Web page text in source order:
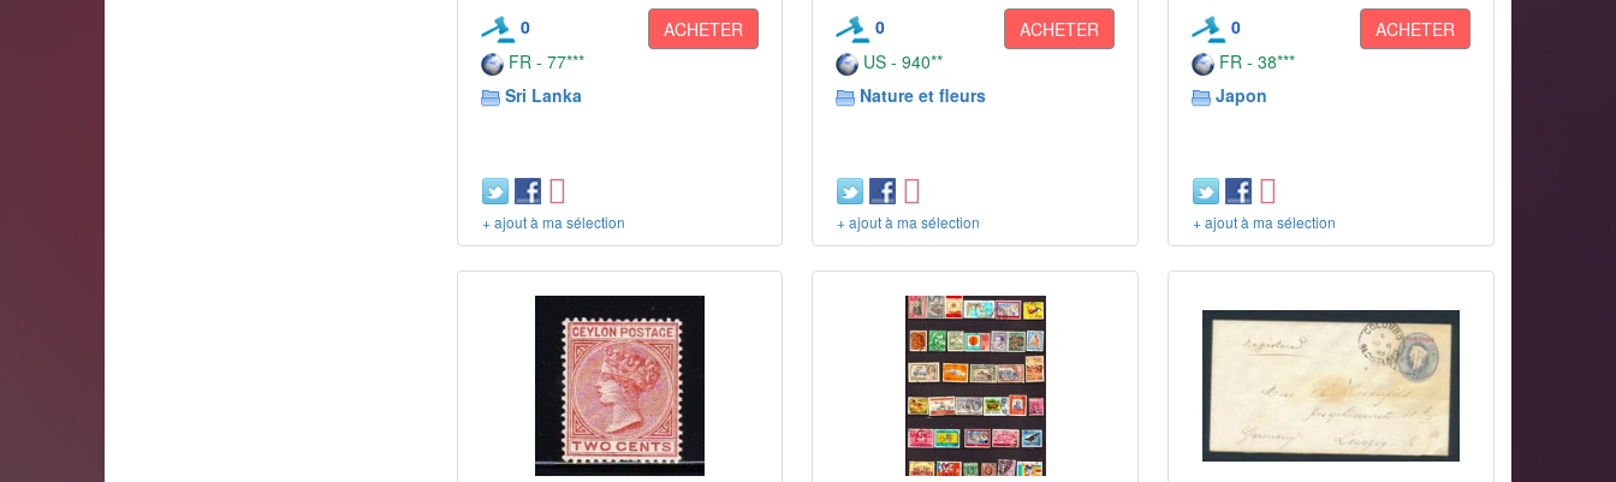
0
ACHETER
FR - 77***
Sri Lanka
+ ajout à ma sélection
0
ACHETER
US - 940**
Nature et fleurs
+ ajout à ma sélection
0
ACHETER
FR - 38***
Japon
+ ajout à ma sélection